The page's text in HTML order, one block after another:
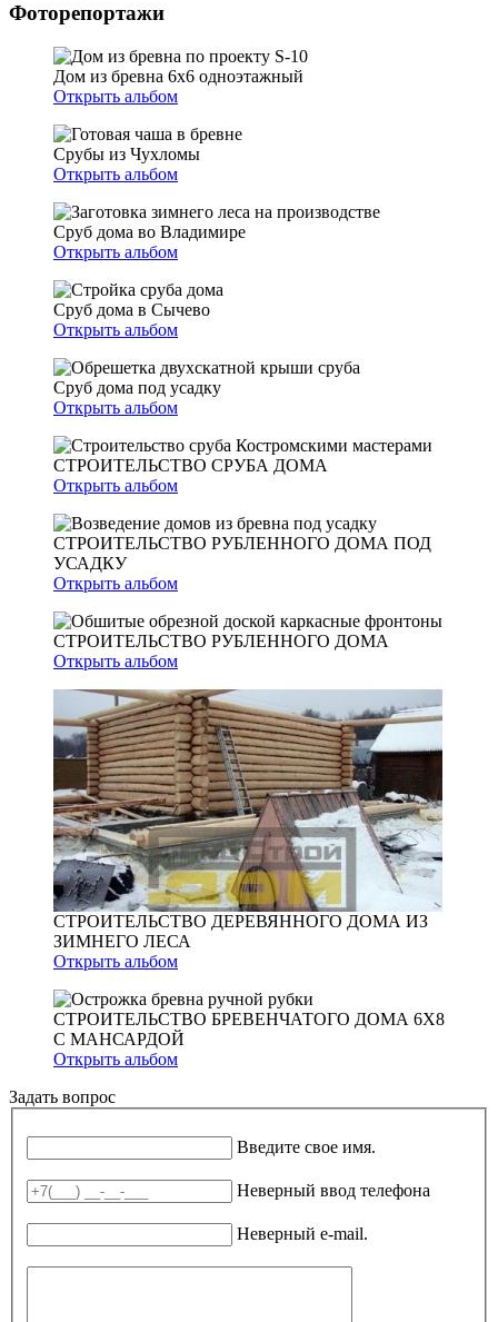
Фоторепортажи
Дом из бревна 6х6 одноэтажный
Открыть альбом
Срубы из Чухломы
Открыть альбом
Сруб дома во Владимире
Открыть альбом
Сруб дома в Сычево
Открыть альбом
Сруб дома под усадку
Открыть альбом
СТРОИТЕЛЬСТВО СРУБА ДОМА
Открыть альбом
СТРОИТЕЛЬСТВО РУБЛЕННОГО ДОМА ПОД
УСАДКУ
Открыть альбом
СТРОИТЕЛЬСТВО РУБЛЕННОГО ДОМА
Открыть альбом
СТРОИТЕЛЬСТВО ДЕРЕВЯННОГО ДОМА ИЗ
ЗИМНЕГО ЛЕСА
Открыть альбом
СТРОИТЕЛЬСТВО БРЕВЕНЧАТОГО ДОМА 6Х8
С МАНСАРДОЙ
Открыть альбом
Задать вопрос
Введите свое имя.
Неверный ввод телефона
Неверный e-mail.